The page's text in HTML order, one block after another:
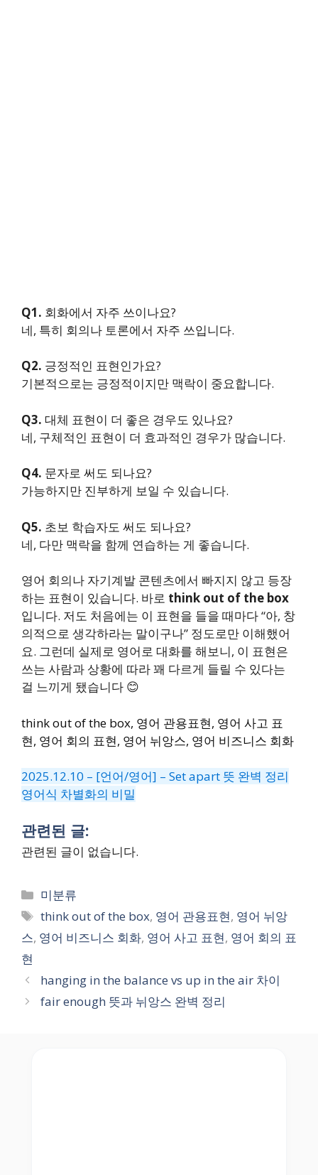
Q1. 회화에서 자주 쓰이나요?
네, 특히 회의나 토론에서 자주 쓰입니다.
Q2. 긍정적인 표현인가요?
기본적으로는 긍정적이지만 맥락이 중요합니다.
Q3. 대체 표현이 더 좋은 경우도 있나요?
네, 구체적인 표현이 더 효과적인 경우가 많습니다.
Q4. 문자로 써도 되나요?
가능하지만 진부하게 보일 수 있습니다.
Q5. 초보 학습자도 써도 되나요?
네, 다만 맥락을 함께 연습하는 게 좋습니다.
영어 회의나 자기계발 콘텐츠에서 빠지지 않고 등장
하는 표현이 있습니다. 바로 think out of the box
입니다. 저도 처음에는 이 표현을 들을 때마다 “아, 창
의적으로 생각하라는 말이구나” 정도로만 이해했어
요. 그런데 실제로 영어로 대화를 해보니, 이 표현은
쓰는 사람과 상황에 따라 꽤 다르게 들릴 수 있다는
걸 느끼게 됐습니다 😊
think out of the box, 영어 관용표현, 영어 사고 표
현, 영어 회의 표현, 영어 뉘앙스, 영어 비즈니스 회화
2025.12.10 – [언어/영어] – Set apart 뜻 완벽 정리
영어식 차별화의 비밀
관련된 글:
관련된 글이 없습니다.
Categories
미분류
Tags
think out of the box, 영어 관용표현, 영어 뉘앙
스, 영어 비즈니스 회화, 영어 사고 표현, 영어 회의 표
현
hanging in the balance vs up in the air 차이
fair enough 뜻과 뉘앙스 완벽 정리